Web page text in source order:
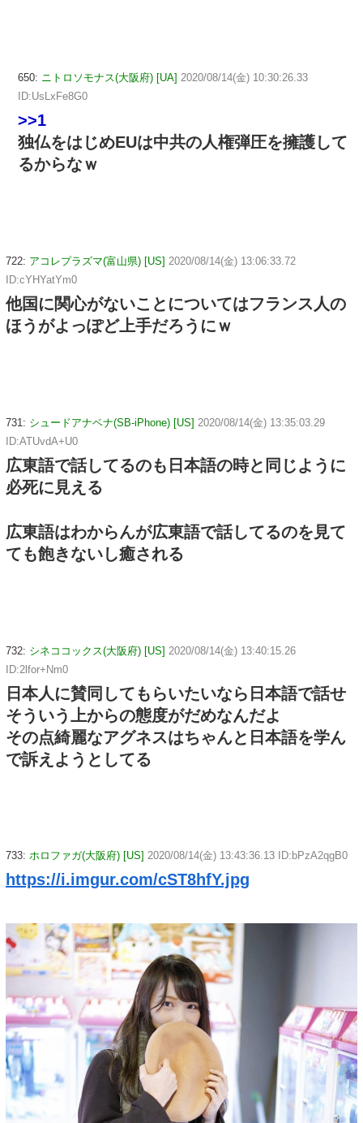
650: ニトロソモナス(大阪府) [UA] 2020/08/14(金) 10:30:26.33
ID:UsLxFe8G0
>>1
独仏をはじめEUは中共の人権弾圧を擁護して
るからなｗ
722: アコレプラズマ(富山県) [US] 2020/08/14(金) 13:06:33.72
ID:cYHYatYm0
他国に関心がないことについてはフランス人の
ほうがよっぽど上手だろうにｗ
731: シュードアナベナ(SB-iPhone) [US] 2020/08/14(金) 13:35:03.29
ID:ATUvdA+U0
広東語で話してるのも日本語の時と同じように
必死に見える
広東語はわからんが広東語で話してるのを見て
ても飽きないし癒される
732: シネココックス(大阪府) [US] 2020/08/14(金) 13:40:15.26
ID:2lfor+Nm0
日本人に賛同してもらいたいなら日本語で話せ
そういう上からの態度がだめなんだよ
その点綺麗なアグネスはちゃんと日本語を学ん
で訴えようとしてる
733: ホロファガ(大阪府) [US] 2020/08/14(金) 13:43:36.13 ID:bPzA2qgB0
https://i.imgur.com/cST8hfY.jpg